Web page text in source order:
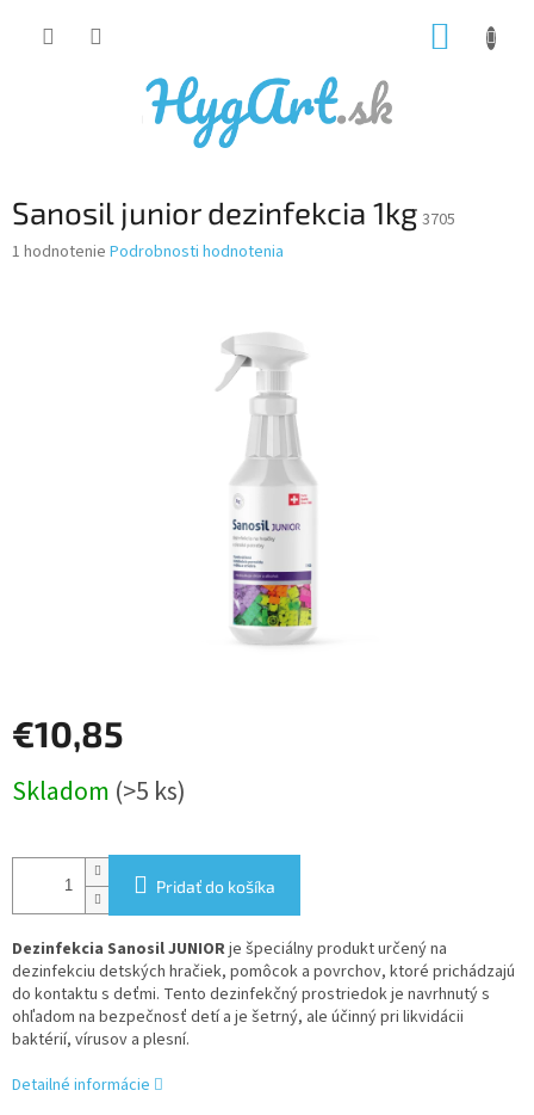
Sanosil junior dezinfekcia 1kg 3705
Priemerné
1 hodnotenie Podrobnosti hodnotenia
€10,85
cena:
Skladom (>5 ks)
Pridať do košíka
Dezinfekcia Sanosil JUNIORje špeciálny produkt určený na
dezinfekciu detských hračiek, pomôcok a povrchov, ktoré prichádzajú
do kontaktu s deťmi. Tento dezinfekčný prostriedok je navrhnutý s
ohľadom na bezpečnosť detí a je šetrný, ale účinný pri likvidácii
baktérií, vírusov a plesní.
Detailné informácie